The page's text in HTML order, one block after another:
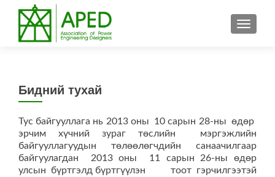
Бидний тухай
Тус байгууллага нь 2013 оны 10 сарын 28-ны өдөр
эрчим хүчний зураг төслийн мэргэжлийн
байгууллагуудын төлөөлөгчдийн санаачилгаар
байгуулагдан 2013 оны 11 сарын 26-ны өдөр
улсын бүртгэлд бүртгүүлэн тоот гэрчилгээтэй